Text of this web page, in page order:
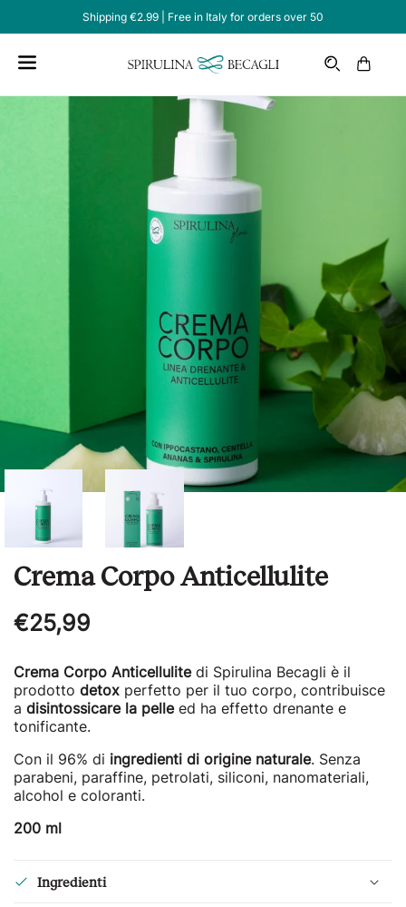
Shipping €2.99 | Free in Italy for orders over 50
Cart
Crema Corpo Anticellulite
Regular
€25,99
Crema Corpo Anticellulitedi Spirulina Becagli è il
prodotto detox perfetto per il tuo corpo, contribuisce
a disintossicare la pelleed ha effetto drenante e
tonificante.
Con il 96% di ingredienti di origine naturale. Senza
parabeni, paraffine, petrolati, siliconi, nanomateriali,
alcohol e coloranti.
200 ml
Ingredienti